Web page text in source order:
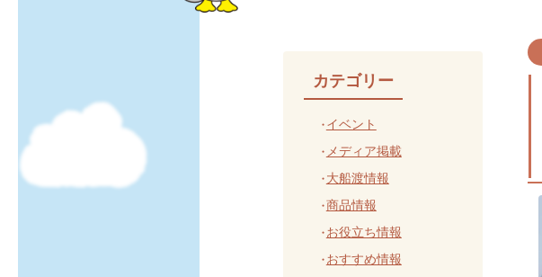
カテゴリー
イベント
メディア掲載
大船渡情報
商品情報
お役立ち情報
おすすめ情報